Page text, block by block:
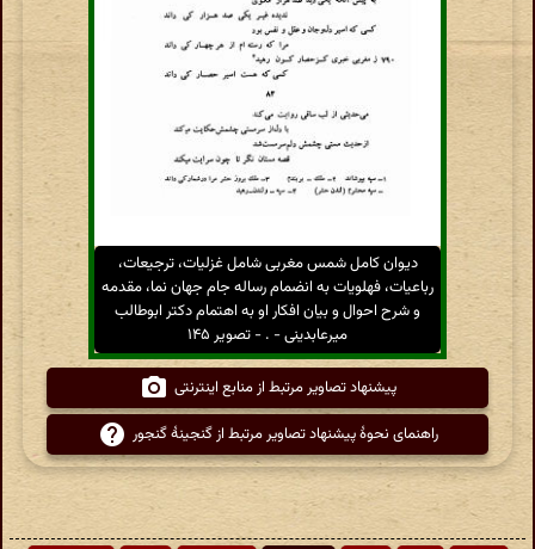
دیوان کامل شمس مغربی شامل غزلیات، ترجیعات،
رباعیات، فهلویات به انضمام رساله جام جهان نما، مقدمه
و شرح احوال و بیان افکار او به اهتمام دکتر ابوطالب
میرعابدینی - . - تصویر ۱۴۵
پیشنهاد تصاویر مرتبط از منابع اینترنتی
راهنمای نحوهٔ پیشنهاد تصاویر مرتبط از گنجینهٔ گنجور